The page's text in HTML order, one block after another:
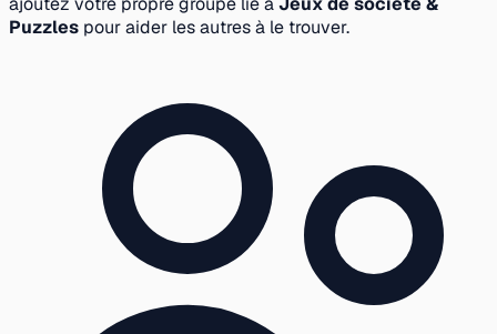
Puzzles pour aider les autres à le trouver.